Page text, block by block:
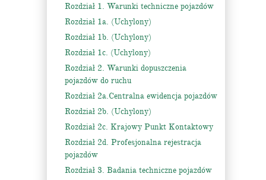
Rozdział 1. Warunki techniczne pojazdów
Rozdział 1a. (Uchylony)
Rozdział 1b. (Uchylony)
Rozdział 1c. (Uchylony)
Rozdział 2. Warunki dopuszczenia
pojazdów do ruchu
Rozdział 2a.Centralna ewidencja pojazdów
Rozdział 2b. (Uchylony)
Rozdział 2c. Krajowy Punkt Kontaktowy
Rozdział 2d. Profesjonalna rejestracja
pojazdów
Rozdział 3. Badania techniczne pojazdów